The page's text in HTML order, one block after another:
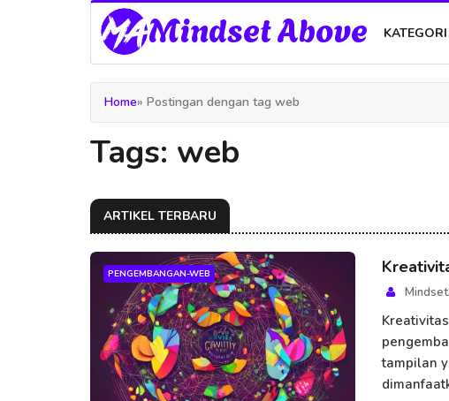
Mindset Above KATEGORI
Home» Postingan dengan tag web
Tags: web
ARTIKEL TERBARU
PENGEMBANGAN-WEB
tampilan